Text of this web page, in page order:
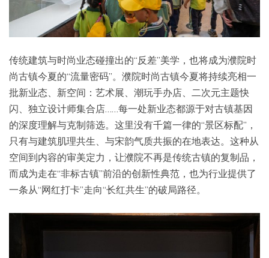
传统建筑与时尚业态碰撞出的“反差”美学，也将成为濮院时
尚古镇今夏的“流量密码”。濮院时尚古镇今夏将持续亮相一
批新业态、新空间：艺术展、潮玩手办店、二次元主题快
闪、独立设计师集合店……每一处新业态都源于对古镇基因
的深度理解与克制筛选。这里没有千篇一律的“景区标配”，
只有与建筑肌理共生、与宋韵气质共振的在地表达。这种从
空间到内容的审美定力，让濮院不再是传统古镇的复制品，
而成为走在“非标古镇”前沿的创新性典范，也为行业提供了
一条从“网红打卡”走向“长红共生”的破局路径。